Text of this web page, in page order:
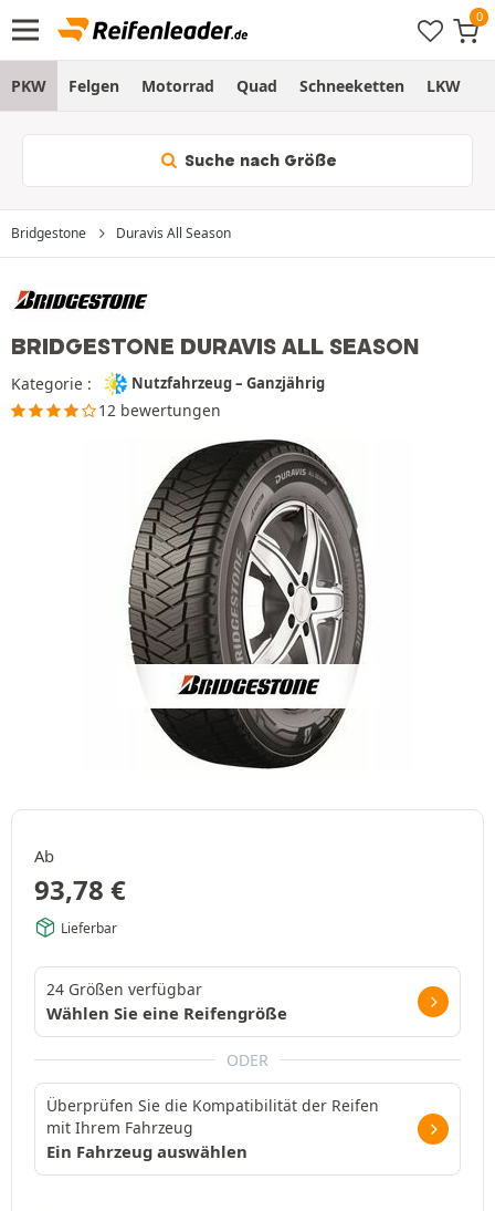
PKW Felgen Motorrad Quad Schneeketten LKW
Suche nach Größe
Bridgestone Duravis All Season
BRIDGESTONE DURAVIS ALL SEASON
Kategorie : Nutzfahrzeug – Ganzjährig
12 bewertungen
Ab
93,78 €
Lieferbar
24 Größen verfügbar
Wählen Sie eine Reifengröße
ODER
Überprüfen Sie die Kompatibilität der Reifen
mit Ihrem Fahrzeug
Ein Fahrzeug auswählen